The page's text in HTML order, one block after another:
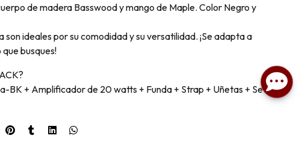
de madera Basswood y mango de Maple. Color Negro y
son ideales por su comodidad y su versatilidad. ¡Se adapta a
busques!
BK + Amplificador de 20 watts + Funda + Strap + Uñetas + Set de